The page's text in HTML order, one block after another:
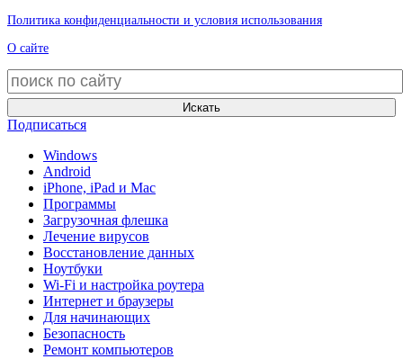
Политика конфиденциальности и условия использования
О сайте
Искать
Подписаться
Windows
Android
iPhone, iPad и Mac
Программы
Загрузочная флешка
Лечение вирусов
Восстановление данных
Ноутбуки
Wi-Fi и настройка роутера
Интернет и браузеры
Для начинающих
Безопасность
Ремонт компьютеров